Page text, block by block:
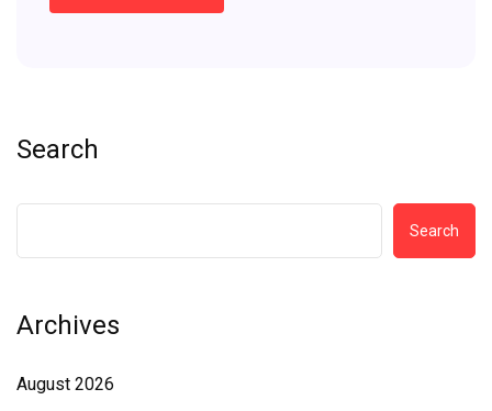
Search
Search
Archives
August 2026